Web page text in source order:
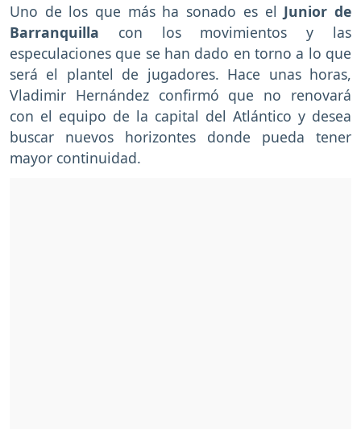
Uno de los que más ha sonado es el Junior de
Barranquilla con los movimientos y las
especulaciones que se han dado en torno a lo que
será el plantel de jugadores. Hace unas horas,
Vladimir Hernández confirmó que no renovará
con el equipo de la capital del Atlántico y desea
buscar nuevos horizontes donde pueda tener
mayor continuidad.